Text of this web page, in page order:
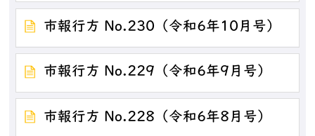
市報行方 No.230（令和6年10月号）
市報行方 No.229（令和6年9月号）
市報行方 No.228（令和6年8月号）